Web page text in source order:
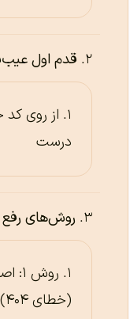
قدم اول
از روی کد
درست
روش‌های رفع
روش
(خطای ۴۰۴)